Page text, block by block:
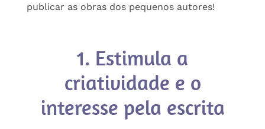
publicar as obras dos pequenos autores!
1. Estimula a
criatividade e o
interesse pela escrita